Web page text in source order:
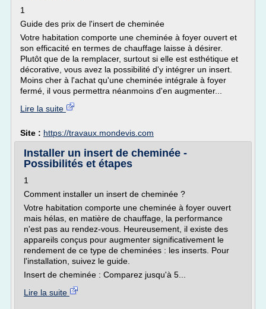
1
Guide des prix de l'insert de cheminée
Votre habitation comporte une cheminée à foyer ouvert et
son efficacité en termes de chauffage laisse à désirer.
Plutôt que de la remplacer, surtout si elle est esthétique et
décorative, vous avez la possibilité d'y intégrer un insert.
Moins cher à l'achat qu'une cheminée intégrale à foyer
fermé, il vous permettra néanmoins d'en augmenter...
Lire la suite
Site : https://travaux.mondevis.com
Installer un insert de cheminée -
Possibilités et étapes
1
Comment installer un insert de cheminée ?
Votre habitation comporte une cheminée à foyer ouvert
mais hélas, en matière de chauffage, la performance
n'est pas au rendez-vous. Heureusement, il existe des
appareils conçus pour augmenter significativement le
rendement de ce type de cheminées : les inserts. Pour
l'installation, suivez le guide.
Insert de cheminée : Comparez jusqu'à 5...
Lire la suite